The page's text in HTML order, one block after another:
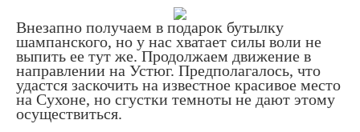
Внезапно получаем в подарок бутылку
шампанского, но у нас хватает силы воли не
выпить ее тут же. Продолжаем движение в
направлении на Устюг. Предполагалось, что
удастся заскочить на известное красивое место
на Сухоне, но сгустки темноты не дают этому
осуществиться.